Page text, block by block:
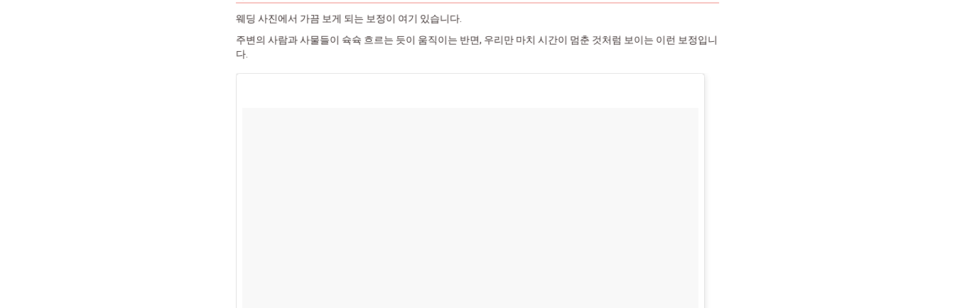
웨딩 사진에서 가끔 보게 되는 보정이 여기 있습니다.
주변의 사람과 사물들이 슉슉 흐르는 듯이 움직이는 반면, 우리만 마치 시간이 멈춘 것처럼 보이는 이런 보정입니
다.